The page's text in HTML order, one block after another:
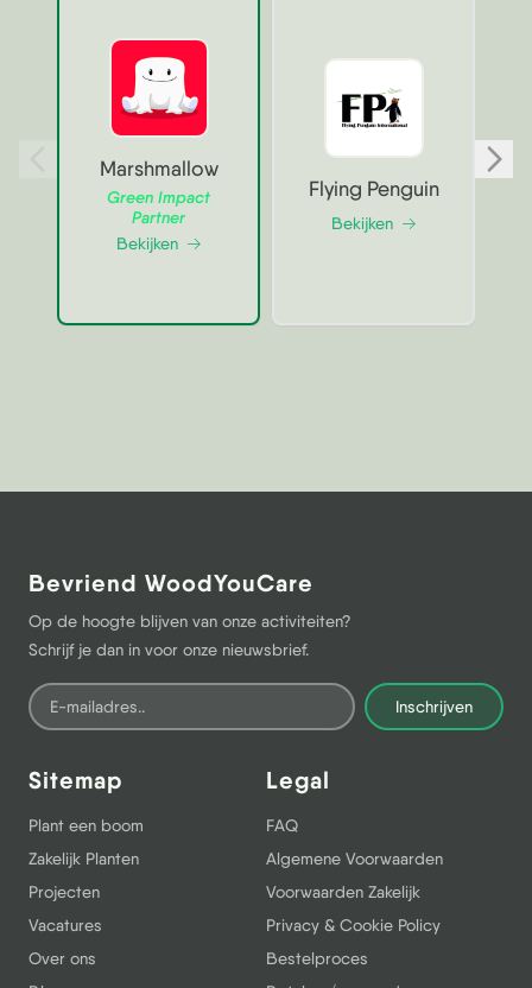
Marshmallow
Green Impact
Partner
Bekijken
Flying Penguin
Bekijken
Bevriend WoodYouCare
Op de hoogte blijven van onze activiteiten?
Schrijf je dan in voor onze nieuwsbrief.
Inschrijven
Sitemap
Plant een boom
Zakelijk Planten
Projecten
Vacatures
Over ons
Legal
FAQ
Algemene Voorwaarden
Voorwaarden Zakelijk
Privacy & Cookie Policy
Bestelproces